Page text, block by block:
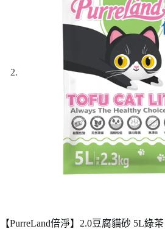
【PurreLand倍淨】2.0豆腐貓砂 5L綠茶